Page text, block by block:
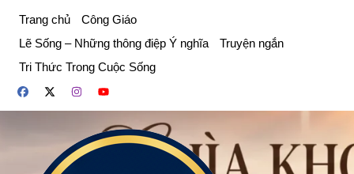
phần
dung
Trang chủ
Công Giáo
Lẽ Sống – Những thông điệp Ý nghĩa
Truyện ngắn
Tri Thức Trong Cuộc Sống